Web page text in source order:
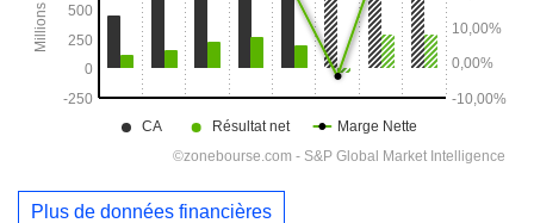
Plus de données financières